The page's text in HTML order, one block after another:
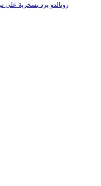
رونالدو يرد بسخرية على